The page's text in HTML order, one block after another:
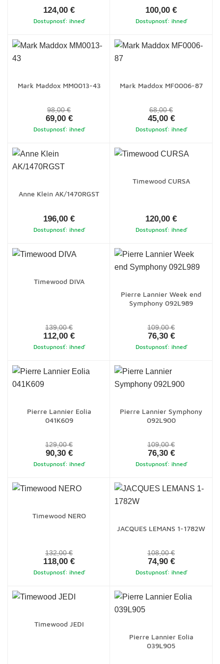
124,00 €
Dostupnosť: ihneď
100,00 €
Dostupnosť: ihneď
Mark Maddox MM0013-43
98,00 €
69,00 €
Dostupnosť: ihneď
Mark Maddox MF0006-87
68,00 €
45,00 €
Dostupnosť: ihneď
Anne Klein AK/1470RGST
196,00 €
Dostupnosť: ihneď
Timewood CURSA
120,00 €
Dostupnosť: ihneď
Timewood DIVA
139,00 €
112,00 €
Dostupnosť: ihneď
Pierre Lannier Week end
Symphony 092L989
109,00 €
76,30 €
Dostupnosť: ihneď
Pierre Lannier Eolia
041K609
129,00 €
90,30 €
Dostupnosť: ihneď
Pierre Lannier Symphony
092L900
109,00 €
76,30 €
Dostupnosť: ihneď
Timewood NERO
132,00 €
118,00 €
Dostupnosť: ihneď
JACQUES LEMANS 1-1782W
108,00 €
74,90 €
Dostupnosť: ihneď
Timewood JEDI
Pierre Lannier Eolia
039L905